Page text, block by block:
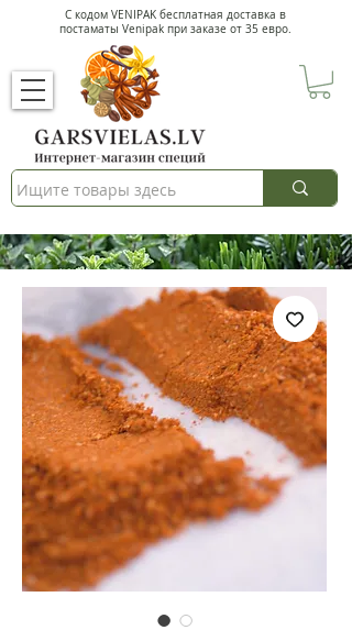
С кодом VENIPAKбесплатная доставка в
постаматы Venipak при заказе от 35 евро.